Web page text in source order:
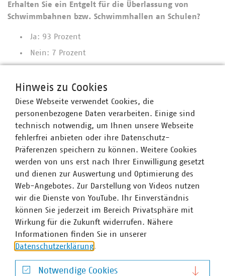
Erhalten Sie ein Entgelt für die Überlassung von
Schwimmbahnen bzw. Schwimmhallen an Schulen?
Ja: 93 Prozent
Nein: 7 Prozent
Ja: 9 Prozent
Nein: 91 Prozent
Funktioniert die Zusammenarbeit mit dem Schulträger
und der Kommune in Bezug auf die Organisation und
die Durchführung des Schulschwimmens?
Funktioniert sehr gut: 32 Prozent
Funktioniert gut: 47 Prozent
Funktioniert: 16 Prozent
Funktioniert, aber ausbaufähig: 4 Prozent
Funktioniert nicht gut: 2 Prozent
Funktioniert gar nicht gut: 0 Prozent
Sehen Sie Verbesserungsbedarf beim Schulschwimmen?
Hinweis zu Cookies
Diese Webseite verwendet Cookies, die
personenbezogene Daten verarbeiten. Einige sind
technisch notwendig, um Ihnen unsere Webseite
fehlerfrei anbieten oder ihre Datenschutz-
Präferenzen speichern zu können. Weitere Cookies
werden von uns erst nach Ihrer Einwilligung gesetzt
und dienen zur Auswertung und Optimierung des
Web-Angebotes. Zur Darstellung von Videos nutzen
wir die Dienste von YouTube. Ihr Einverständnis
können Sie jederzeit im Bereich Privatsphäre mit
Wirkung für die Zukunft widerrufen. Nähere
Informationen finden Sie in unserer
Datenschutzerklärung.
Notwendige Cookies